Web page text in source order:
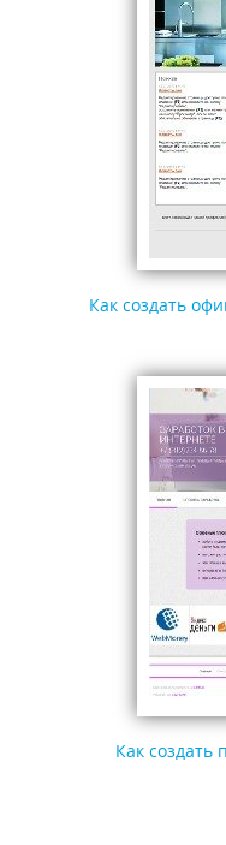
Как создать
Как создать